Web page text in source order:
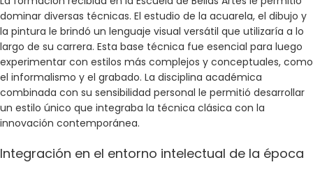
dominar diversas técnicas. El estudio de la acuarela, el dibujo y
la pintura le brindó un lenguaje visual versátil que utilizaría a lo
largo de su carrera. Esta base técnica fue esencial para luego
experimentar con estilos más complejos y conceptuales, como
el informalismo y el grabado. La disciplina académica
combinada con su sensibilidad personal le permitió desarrollar
un estilo único que integraba la técnica clásica con la
innovación contemporánea.
Integración en el entorno intelectual de la época